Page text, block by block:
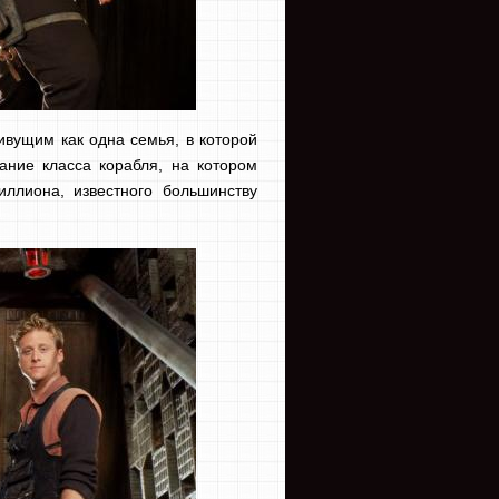
как одна семья, в которой
класса корабля, на котором
известного большинству